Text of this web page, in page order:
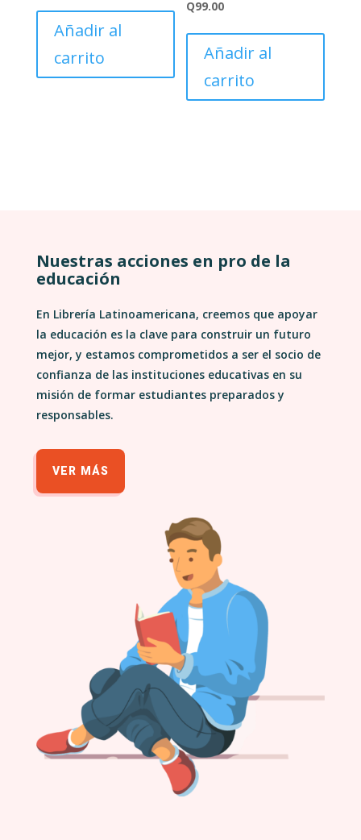
Añadir al
carrito
Q99.00
Añadir al
carrito
Nuestras acciones en pro de la
educación
En Librería Latinoamericana, creemos que apoyar
la educación es la clave para construir un futuro
mejor, y estamos comprometidos a ser el socio de
confianza de las instituciones educativas en su
misión de formar estudiantes preparados y
responsables.
VER MÁS